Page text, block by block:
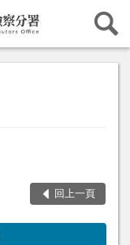
回上一頁